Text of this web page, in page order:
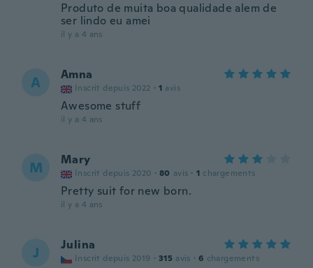
Produto de muita boa qualidade alem de
ser lindo eu amei
il y a 4 ans
A Amna
Inscrit depuis 2022 · 1 avis
Awesome stuff
il y a 4 ans
M Mary
Inscrit depuis 2020 · 80 avis · 1 chargements
Pretty suit for new born.
il y a 4 ans
J Julina
Inscrit depuis 2019 · 315 avis · 6 chargements